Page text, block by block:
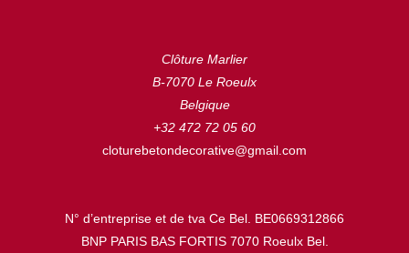
Clôture Marlier
B-7070 Le Roeulx
Belgique
+32 472 72 05 60
cloturebetondecorative@gmail.com
N° d’entreprise et de tva Ce Bel. BE0669312866
BNP PARIS BAS FORTIS 7070 Roeulx Bel.